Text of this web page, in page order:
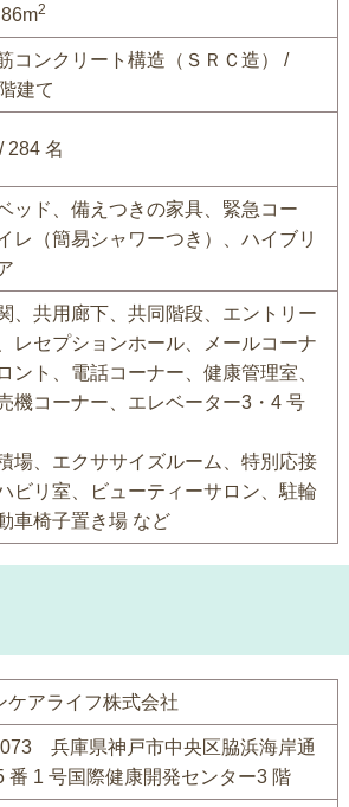
2
コンクリート構造（ＳＲＣ造） /
建て
284 名
ッド、備えつきの家具、緊急コー
レ（簡易シャワーつき）、ハイブリ
、共用廊下、共同階段、エントリー
レセプションホール、メールコーナ
ント、電話コーナー、健康管理室、
機コーナー、エレベーター3・4 号
場、エクササイズルーム、特別応接
ビリ室、ビューティーサロン、駐輪
車椅子置き場 など
ケアライフ株式会社
兵庫県神戸市中央区脇浜海岸通
番 1 号国際健康開発センター3 階